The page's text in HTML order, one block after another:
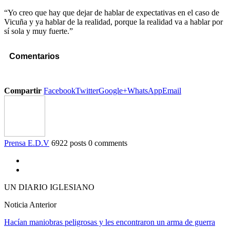
“Yo creo que hay que dejar de hablar de expectativas en el caso de
Vicuña y ya hablar de la realidad, porque la realidad va a hablar por
sí sola y muy fuerte.”
Comentarios
Compartir FacebookTwitterGoogle+WhatsAppEmail
Prensa E.D.V 6922 posts 0 comments
UN DIARIO IGLESIANO
Noticia Anterior
Hacían maniobras peligrosas y les encontraron un arma de guerra